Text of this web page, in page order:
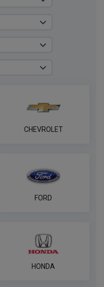
CHEVROLET
FORD
HONDA